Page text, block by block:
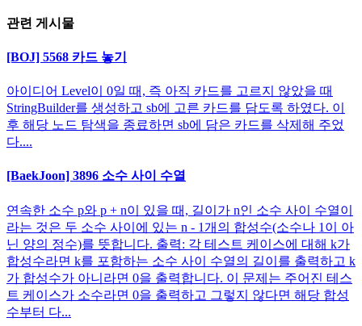
관련 게시물
[BOJ] 5568 카드 놓기
아이디어 Level이 0일 때, 즉 아직 카드를 고르지 않았을 때
StringBuilder를 생성하고 sb에 고른 카드를 담도록 하였다. 이
후 해당 노드 탐색을 종료하면 sb에 담은 카드를 삭제해 주었
다....
[BaekJoon] 3896 소수 사이 수열
연속한 소수 p와 p + n이 있을 때, 길이가 n인 소수 사이 수열이
라는 것은 두 소수 사이에 있는 n - 1개의 합성수(소수나 1이 아
닌 양의 정수)를 뜻합니다. 출력: 각 테스트 케이스에 대해 k가
합성수라면 k를 포함하는 소수 사이 수열의 길이를 출력하고 k
가 합성수가 아니라면 0을 출력합니다. 이 문제는 주어진 테스
트 케이스가 소수라면 0을 출력하고 그렇지 않다면 해당 합성
수부터 다...